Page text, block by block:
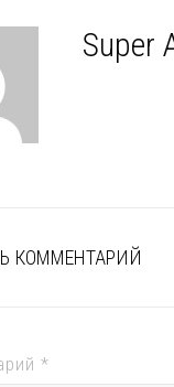
Super
КОММЕНТАРИЙ
*